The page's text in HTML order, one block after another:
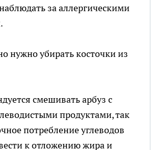
за аллергическими
нужно убирать косточки из
смешивать арбуз с
продуктами, так
потребление углеводов
к отложению жира и